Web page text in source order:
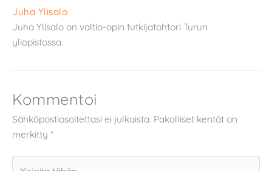
Juha Ylisalo
Juha Ylisalo on valtio-opin tutkijatohtori Turun
yliopistossa.
Kommentoi
Sähköpostiosoitettasi ei julkaista. Pakolliset kentät on
merkitty *